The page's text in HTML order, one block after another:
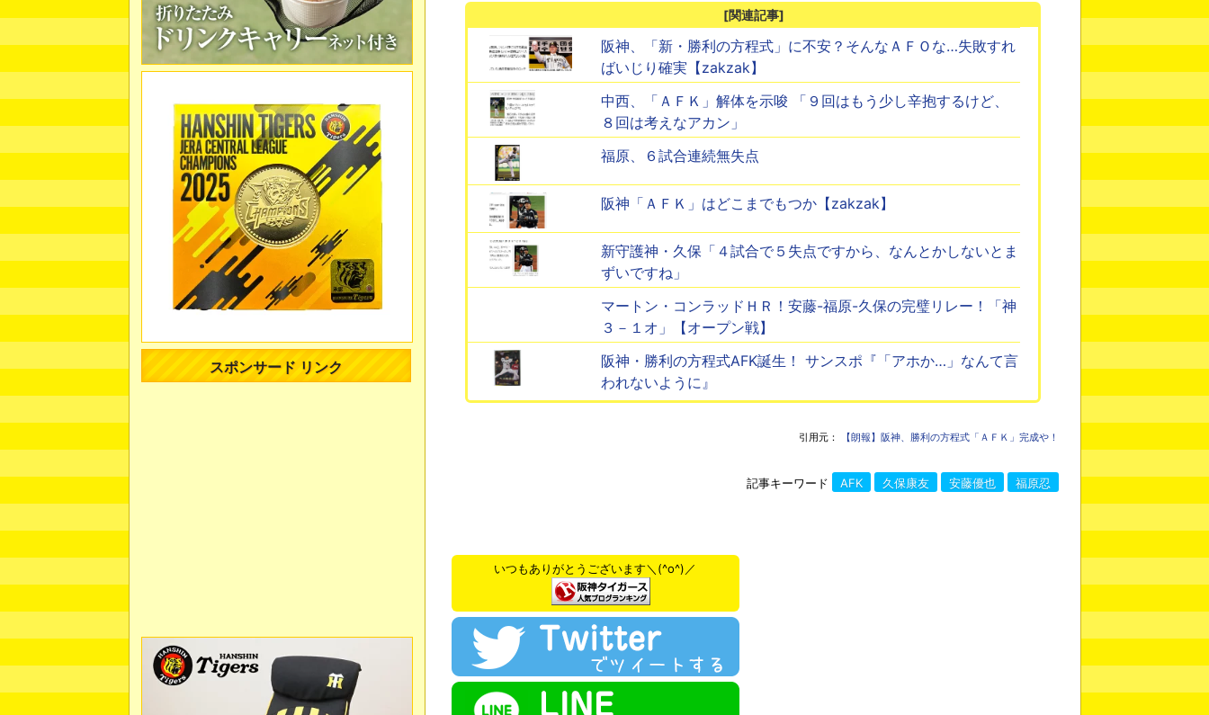
[関連記事]
阪神、「新・勝利の方程式」に不安？そんなＡＦＯな…失敗すれ
ばいじり確実【zakzak】
中西、「ＡＦＫ」解体を示唆 「９回はもう少し辛抱するけど、
８回は考えなアカン」
福原、６試合連続無失点
阪神「ＡＦＫ」はどこまでもつか【zakzak】
新守護神・久保「４試合で５失点ですから、なんとかしないとま
ずいですね」
マートン・コンラッドＨＲ！安藤-福原-久保の完璧リレー！「神
３－１オ」【オープン戦】
阪神・勝利の方程式AFK誕生！ サンスポ『「アホか…」なんて言
われないように』
引用元： 【朗報】阪神、勝利の方程式「ＡＦＫ」完成や！
記事キーワード AFK 久保康友 安藤優也 福原忍
いつもありがとうございます＼(^o^)／
スポンサード リンク